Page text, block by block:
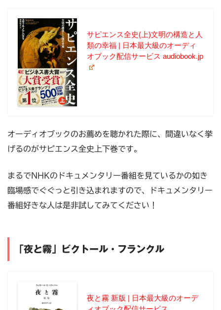
サピエンス全史(上)文明の構造と人
類の幸福 | 日本最大級のオーディ
オブック配信サービス audiobook.jp
オーディオブックのお薦めを聴かれた際に、間違いなく挙
げるのがサピエンス全史上下巻です。
まるでNHKのドキュメンタリー番組を見ているかの如き
臨場感でぐぐっと引き込まれますので、ドキュメンタリー
番組好きな人は是非試してみてください！
「夜と霧」ビクトール・フランクル
夜と霧 新版 | 日本最大級のオーデ